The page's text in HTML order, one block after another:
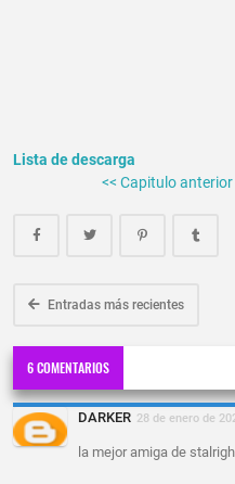
Lista de descarga
<< Capitulo anterior
Entradas más recientes
6 COMENTARIOS
DARKER 28 de enero de
la mejor amiga de